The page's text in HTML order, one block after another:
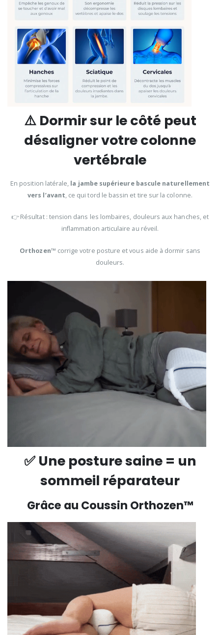
⚠️ Dormir sur le côté peut
désaligner votre colonne
vertébrale
En position latérale, la jambe supérieure bascule naturellement
vers l’avant, ce qui tord le bassin et tire sur la colonne.
👉 Résultat : tension dans les lombaires, douleurs aux hanches, et
inflammation articulaire au réveil.
Orthozen™ corrige votre posture et vous aide à dormir sans
douleurs.
✅ Une posture saine = un
sommeil réparateur
Grâce au Coussin Orthozen™